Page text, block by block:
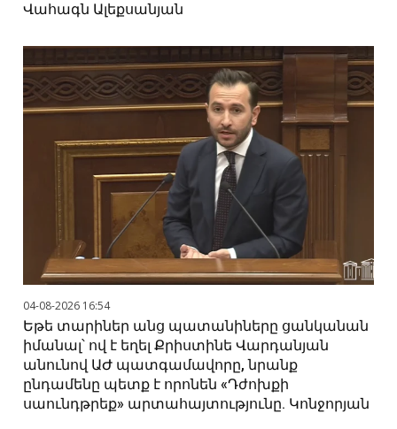
Վահագն Ալեքսանյան
04-08-2026 16:54
Եթե տարիներ անց պատանիները ցանկանան
իմանալ՝ ով է եղել Քրիստինե Վարդանյան
անունով ԱԺ պատգամավորը, նրանք
ընդամենը պետք է որոնեն «Դժոխքի
սաունդթրեք» արտահայտությունը. Կոնջորյան